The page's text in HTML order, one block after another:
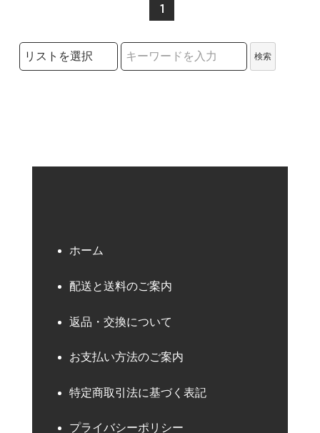
1
検索リストの選択
検索
ホーム
配送と送料のご案内
返品・交換について
お支払い方法のご案内
特定商取引法に基づく表記
プライバシーポリシー